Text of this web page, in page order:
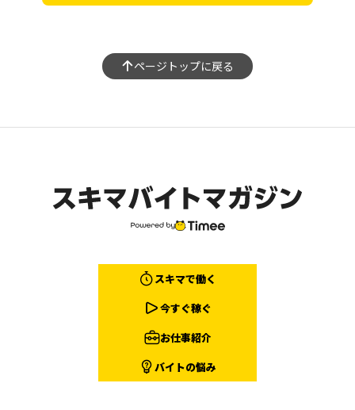
ページトップに戻る
スキマで働く
今すぐ稼ぐ
お仕事紹介
バイトの悩み